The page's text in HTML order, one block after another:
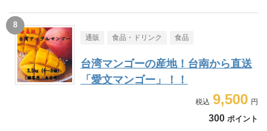
通販 食品・ドリンク 食品
台湾マンゴーの産地！台南から直送
「愛文マンゴー」！！
9,500
300 ポイント